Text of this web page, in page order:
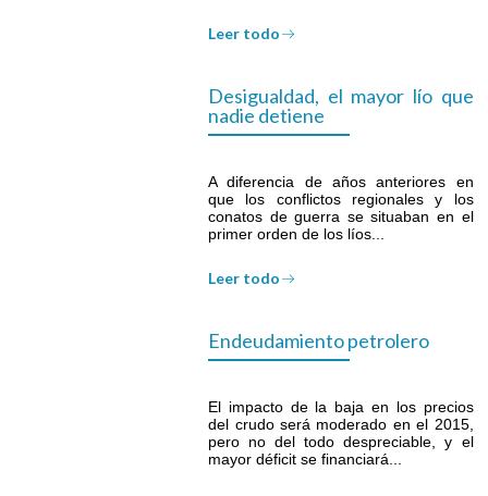
Leer todo
Desigualdad, el mayor lío que
nadie detiene
A diferencia de años anteriores en
que los conflictos regionales y los
conatos de guerra se situaban en el
primer orden de los líos...
Leer todo
Endeudamiento petrolero
El impacto de la baja en los precios
del crudo será moderado en el 2015,
pero no del todo despreciable, y el
mayor déficit se financiará...